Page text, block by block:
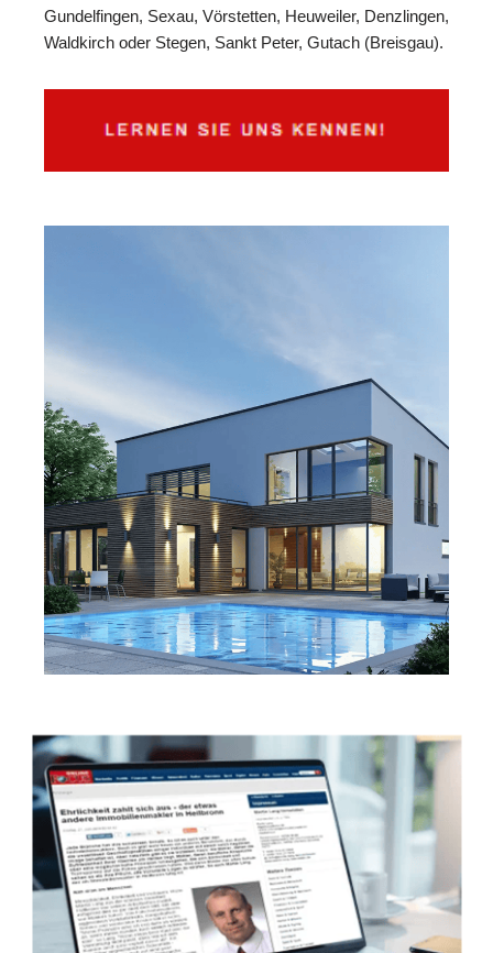
Gundelfingen, Sexau, Vörstetten, Heuweiler, Denzlingen,
Waldkirch oder Stegen, Sankt Peter, Gutach (Breisgau).